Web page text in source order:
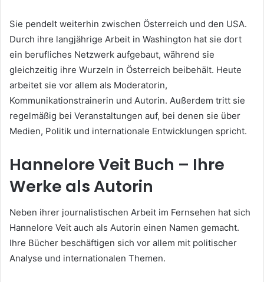
Sie pendelt weiterhin zwischen Österreich und den USA.
Durch ihre langjährige Arbeit in Washington hat sie dort
ein berufliches Netzwerk aufgebaut, während sie
gleichzeitig ihre Wurzeln in Österreich beibehält. Heute
arbeitet sie vor allem als Moderatorin,
Kommunikationstrainerin und Autorin. Außerdem tritt sie
regelmäßig bei Veranstaltungen auf, bei denen sie über
Medien, Politik und internationale Entwicklungen spricht.
Hannelore Veit Buch – Ihre
Werke als Autorin
Neben ihrer journalistischen Arbeit im Fernsehen hat sich
Hannelore Veit auch als Autorin einen Namen gemacht.
Ihre Bücher beschäftigen sich vor allem mit politischer
Analyse und internationalen Themen.